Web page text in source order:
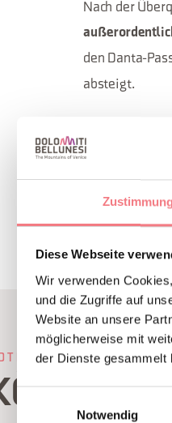
Zustimmung
Diese Webseite
Wir verwenden
und die Zugriffe auf
Website an unsere
möglicherweise mit
der Dienste gesammelt
Notwendig
Nach der
den Danta-
absteigt.
INHALT